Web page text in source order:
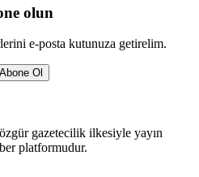
olun
e-posta kutunuza getirelim.
Abone Ol
gazetecilik ilkesiyle yayın
platformudur.